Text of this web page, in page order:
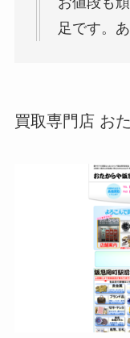
足です。
買取専門店 お